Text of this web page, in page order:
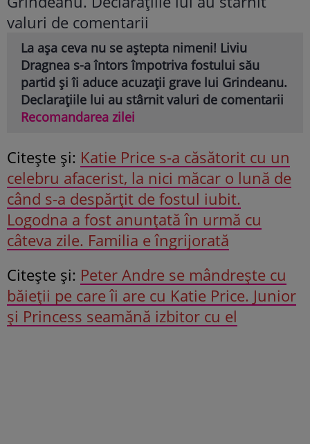
La așa ceva nu se aștepta nimeni! Liviu
Dragnea s-a întors împotriva fostului său
partid și îi aduce acuzații grave lui Grindeanu.
Declarațiile lui au stârnit valuri de comentarii
Recomandarea zilei
Citeşte şi: Katie Price s-a căsătorit cu un
celebru afacerist, la nici măcar o lună de
când s-a despărțit de fostul iubit.
Logodna a fost anunțată în urmă cu
câteva zile. Familia e îngrijorată
Citeşte şi: Peter Andre se mândrește cu
băieții pe care îi are cu Katie Price. Junior
și Princess seamănă izbitor cu el